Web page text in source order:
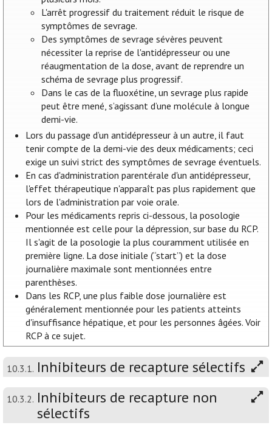
L'arrêt progressif du traitement réduit le risque de
symptômes de sevrage.
Des symptômes de sevrage sévères peuvent
nécessiter la reprise de l'antidépresseur ou une
réaugmentation de la dose, avant de reprendre un
schéma de sevrage plus progressif.
Dans le cas de la fluoxétine, un sevrage plus rapide
peut être mené, s’agissant d’une molécule à longue
demi-vie.
Lors du passage d’un antidépresseur à un autre, il faut
tenir compte de la demi-vie des deux médicaments; ceci
exige un suivi strict des symptômes de sevrage éventuels.
En cas d'administration parentérale d'un antidépresseur,
l'effet thérapeutique n'apparaît pas plus rapidement que
lors de l'administration par voie orale.
Pour les médicaments repris ci-dessous, la posologie
mentionnée est celle pour la dépression, sur base du RCP.
Il s'agit de la posologie la plus couramment utilisée en
première ligne. La dose initiale (“start”) et la dose
journalière maximale sont mentionnées entre
parenthèses.
Dans les RCP, une plus faible dose journalière est
généralement mentionnée pour les patients atteints
d'insuffisance hépatique, et pour les personnes âgées. Voir
RCP à ce sujet.
10.3.1. Inhibiteurs de recapture sélectifs
10.3.2. Inhibiteurs de recapture non
sélectifs